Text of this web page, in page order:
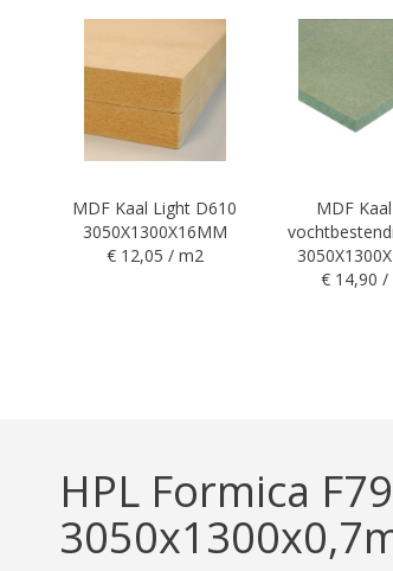
MDF Kaal Light D610
3050X1300X16MM
€ 12,05 / m2
MDF
€ 14,90 /
HPL Formica